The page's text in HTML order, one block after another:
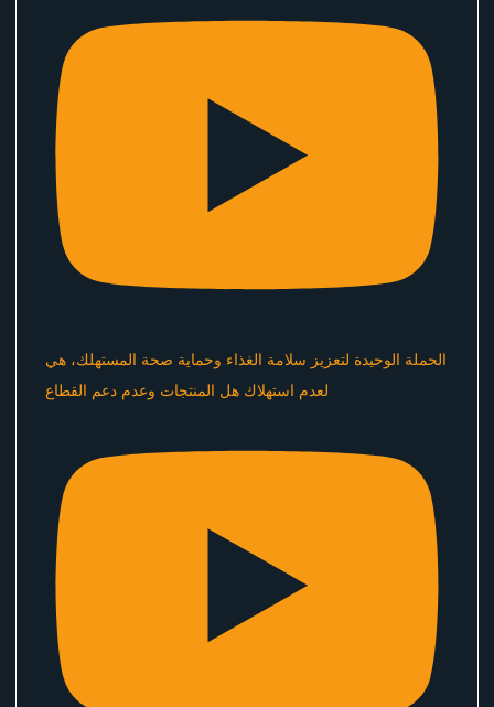
الحملة الوحيدة لتعزيز سلامة الغذاء وحماية صحة المستهلك، هي
لعدم استهلاك هل المنتجات وعدم دعم القطاع